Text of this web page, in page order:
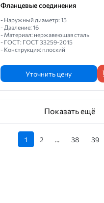
Фланцевые соединения
- Наружный диаметр: 15
- Давление: 16
- Материал: нержавеющая сталь
- ГОСТ: ГОСТ 33259-2015
- Конструкция: плоский
Уточнить цену
Показать ещё
1 2 ... 38 39